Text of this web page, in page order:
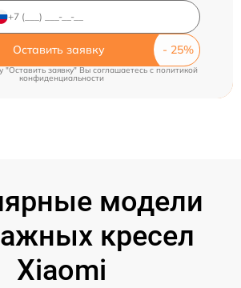
Оставить заявку
"Оставить заявку" Вы соглашаетесь cполитикой
конфиденциальности
модели
кресел
Xiaomi